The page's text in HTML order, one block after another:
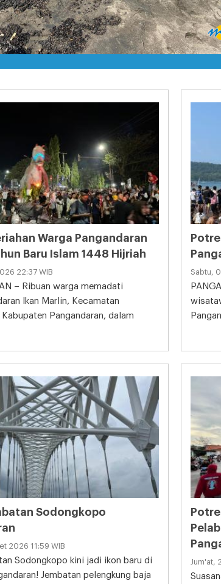
Warga Pangandaran
Baru Islam 1448 Hijriah
22:37 WIB
– Ribuan warga memadati
Ikan Marlin, Kecamatan
Kabupaten Pangandaran, dalam
Sabtu,
Sodongkopo
2026 11:59 WIB
Sodongkopo kini jadi ikon baru di
Jembatan pelengkung baja
Jum'at,